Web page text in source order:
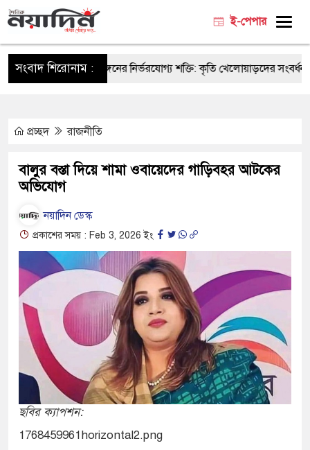
ই-পেপার
সংবাদ শিরোনাম :
ভিডিপি ক্রীড়াঙ্গনের নির্ভরযোগ্য শক্তি: কৃতি খেলোয়াড়দের সংবর্ধনায়
প্রচ্ছদ রাজনীতি
বালুর বস্তা দিয়ে শামা ওবায়েদের গাড়িবহর আটকের
অভিযোগ
নয়াদিন ডেস্ক
প্রকাশের সময় : Feb 3, 2026 ইং
ছবির ক্যাপশন:
1768459961horizontal2.png